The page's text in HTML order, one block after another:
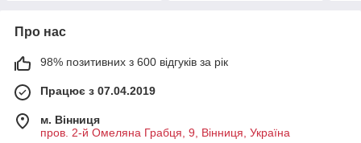
Про нас
98% позитивних з 600 відгуків за рік
Працює з 07.04.2019
м. Вінниця
пров. 2-й Омеляна Грабця, 9, Вінниця, Україна